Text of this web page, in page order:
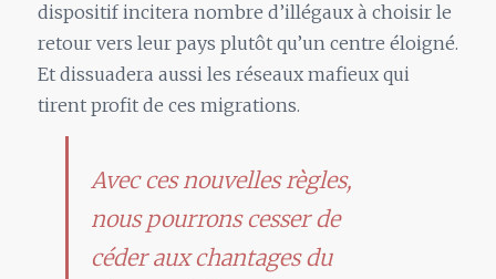
dispositif incitera nombre d’illégaux à choisir le
retour vers leur pays plutôt qu’un centre éloigné.
Et dissuadera aussi les réseaux mafieux qui
tirent profit de ces migrations.
Avec ces nouvelles règles,
nous pourrons cesser de
céder aux chantages du